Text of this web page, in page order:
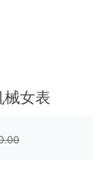
械女表